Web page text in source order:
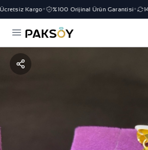
Kargo✦ %100 Orijinal Ürün Garantisi✦ 14